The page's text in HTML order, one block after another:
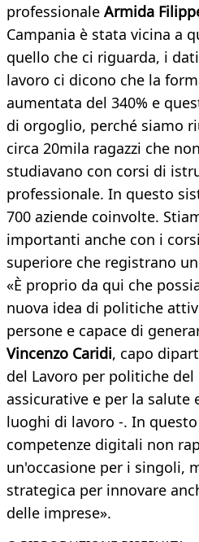
professionale Armida
Campania è stata vicina a
quello che ci riguarda, i
lavoro ci dicono che la
aumentata del 340% e
di orgoglio, perché siamo
circa 20mila ragazzi che
studiavano con corsi di
professionale. In questo
700 aziende coinvolte.
importanti anche con i
superiore che registrano
«È proprio da qui che
nuova idea di politiche
persone e capace di
Vincenzo Caridi, capo
del Lavoro per politiche
assicurative e per la salute
luoghi di lavoro -. In
competenze digitali non
un'occasione per i singoli,
strategica per innovare
delle imprese».